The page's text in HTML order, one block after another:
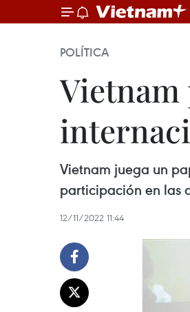
POLÍTICA
Vietnam juega un
participación en las
12/11/2022 11:44